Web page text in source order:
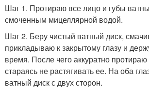
Шаг 1. Протираю все лицо и губы
смоченным мицеллярной водой.
Шаг 2. Беру чистый ватный диск,
прикладываю к закрытому глазу и
время. После чего аккуратно протираю
стараясь не растягивать ее. На оба
ватный диск с двух сторон.